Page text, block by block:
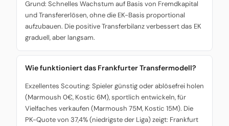
Grund: Schnelles Wachstum auf Basis von Fremdkapital
und Transfererlösen, ohne die EK-Basis proportional
aufzubauen. Die positive Transferbilanz verbessert das EK
graduell, aber langsam.
Wie funktioniert das Frankfurter Transfermodell?
Exzellentes Scouting: Spieler günstig oder ablösefrei holen
(Marmoush 0€, Kostic 6M), sportlich entwickeln, für
Vielfaches verkaufen (Marmoush 75M, Kostic 15M). Die
PK-Quote von 37,4% (niedrigste der Liga) zeigt: Frankfurt